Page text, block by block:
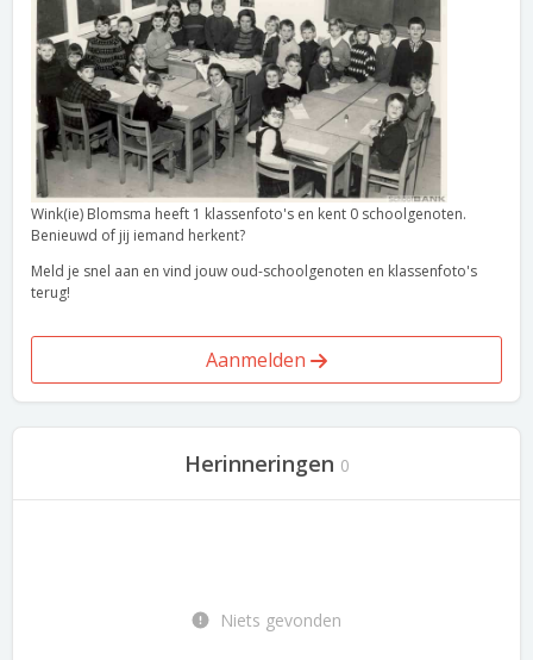
Wink(ie) Blomsma heeft 1 klassenfoto's en kent 0 schoolgenoten.
Benieuwd of jij iemand herkent?
Meld je snel aan en vind jouw oud-schoolgenoten en klassenfoto's
terug!
Aanmelden
Herinneringen 0
Niets gevonden